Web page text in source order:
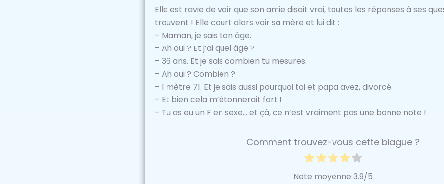
Elle est ravie de voir que son amie disait vrai, toutes les réponses à ses
trouvent ! Elle court alors voir sa mère et lui dit :
– Maman, je sais ton âge.
– Ah oui ? Et j’ai quel âge ?
– 36 ans. Et je sais combien tu mesures.
– Ah oui ? Combien ?
– 1 mètre 71. Et je sais aussi pourquoi toi et papa avez, divorcé.
– Et bien cela m’étonnerait fort !
– Tu as eu un F en sexe… et çà, ce n’est vraiment pas une bonne note !
Comment trouvez-vous cette blague ?
Note moyenne 3.9/5